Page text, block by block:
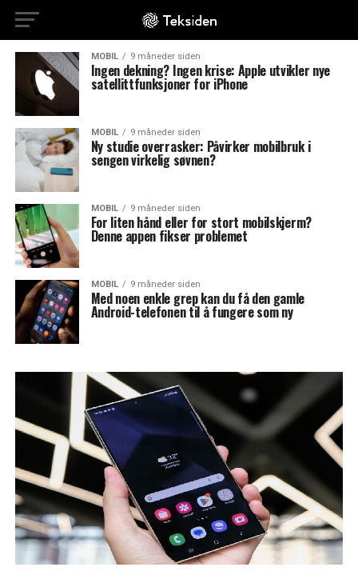
MOBIL 9 måneder siden
Ingen dekning? Ingen krise: Apple utvikler nye
satellittfunksjoner for iPhone
MOBIL 9 måneder siden
Ny studie overrasker: Påvirker mobilbruk i
sengen virkelig søvnen?
MOBIL 9 måneder siden
For liten hånd eller for stort mobilskjerm?
Denne appen fikser problemet
MOBIL 9 måneder siden
Med noen enkle grep kan du få den gamle
Android-telefonen til å fungere som ny